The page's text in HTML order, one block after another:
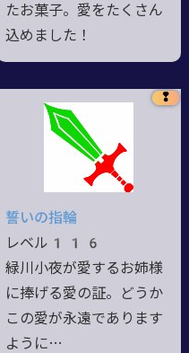
たお菓子。愛をたくさん
込めました！
❢
誓いの指輪
レベル116
緑川小夜が愛するお姉様
に捧げる愛の証。どうか
この愛が永遠であります
ように…